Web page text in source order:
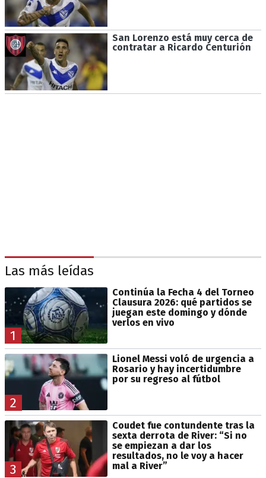
San Lorenzo está muy cerca de
contratar a Ricardo Centurión
Las más leídas
1
Continúa la Fecha 4 del Torneo
Clausura 2026: qué partidos se
juegan este domingo y dónde
verlos en vivo
2
Lionel Messi voló de urgencia a
Rosario y hay incertidumbre
por su regreso al fútbol
3
Coudet fue contundente tras la
sexta derrota de River: “Si no
se empiezan a dar los
resultados, no le voy a hacer
mal a River”